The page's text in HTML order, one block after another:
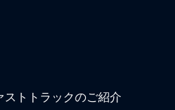
トトラックのご紹介